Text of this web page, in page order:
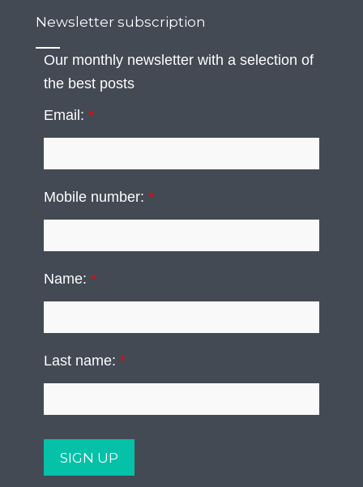
Newsletter subscription
Our monthly newsletter with a selection of
the best posts
Email:*
Mobile number:*
Name:*
Last name:*